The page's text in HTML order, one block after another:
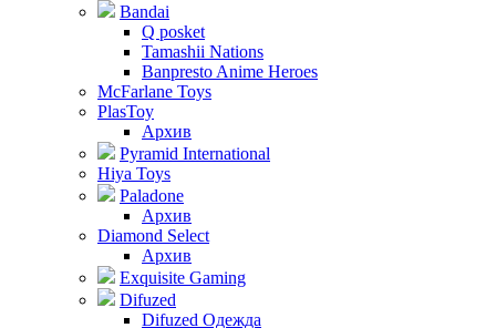
Bandai
Q posket
Tamashii Nations
Banpresto Anime Heroes
McFarlane Toys
PlasToy
Архив
Pyramid International
Hiya Toys
Paladone
Архив
Diamond Select
Архив
Exquisite Gaming
Difuzed
Difuzed Одежда